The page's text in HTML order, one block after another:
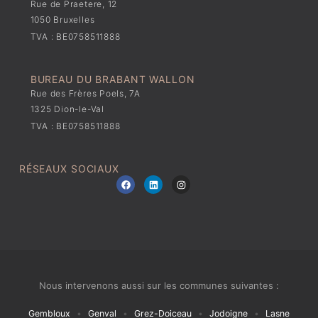
RÉSEAUX SOCIAUX
F
a
c
L
i
n
I
n
BUREAU DU BRABANT WALLON
Rue des Frères Poels, 7A
1325 Dion-le-Val
TVA : BE0758511888
Rue de Praetere, 12
1050 Bruxelles
TVA : BE0758511888
Nous intervenons aussi sur les communes suivantes :
Gembloux • Genval • Grez-Doiceau • Jodoigne • Lasne